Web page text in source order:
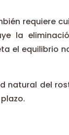
requiere
la
el equilibrio
natural del